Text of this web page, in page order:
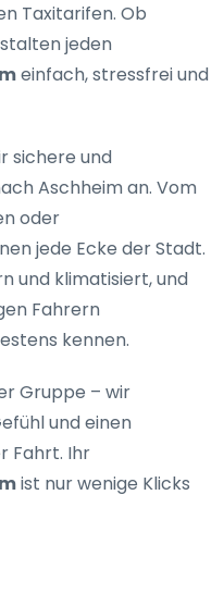
Taxitarifen. Ob
jeden
einfach, stressfrei und
sichere und
Aschheiman. Vom
oder
jede Ecke der Stadt.
und klimatisiert, und
Fahrern
kennen.
Gruppe – wir
und einen
Fahrt. Ihr
ist nur wenige Klicks